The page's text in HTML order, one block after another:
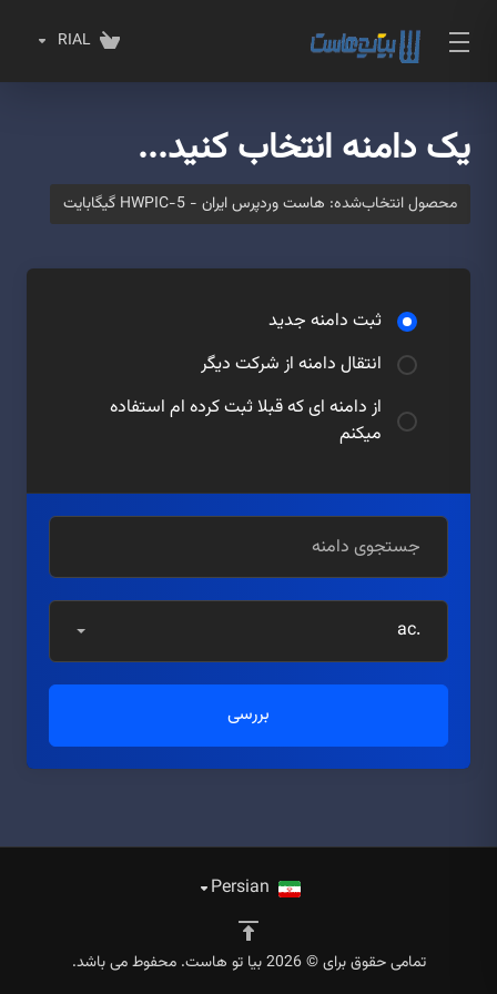
RIAL
یک دامنه انتخاب کنید...
محصول انتخاب‌شده: هاست وردپرس ایران - HWPIC-5 گیگابایت
ثبت دامنه جدید
انتقال دامنه از شرکت دیگر
از دامنه ای که قبلا ثبت کرده ام استفاده
میکنم
.ac
بررسی
تمامی حقوق برای © 2026 بیا تو هاست. محفوط می باشد.
Persian